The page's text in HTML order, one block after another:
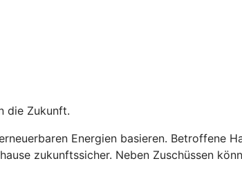
die Zukunft.
Energien basieren. Betroffene
zukunftssicher. Neben Zuschüssen